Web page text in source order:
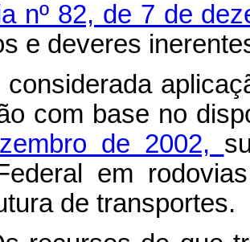
nº 82, de 7 de
e deveres
considerada
com base no
de 2002,
em
de transportes.